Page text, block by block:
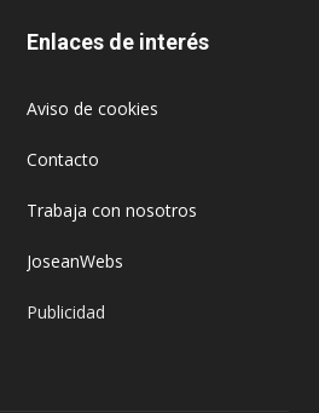
Enlaces de interés
Aviso de cookies
Contacto
Trabaja con nosotros
JoseanWebs
Publicidad